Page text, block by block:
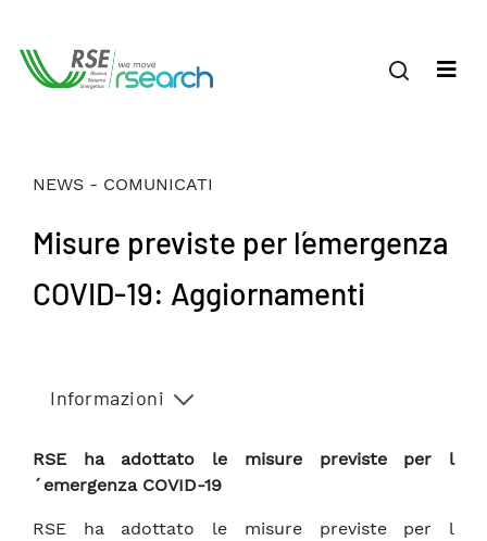
NEWS - COMUNICATI
Misure previste per l´emergenza
COVID-19: Aggiornamenti
Informazioni
RSE ha adottato le misure previste per l
´emergenza COVID-19
RSE ha adottato le misure previste per l